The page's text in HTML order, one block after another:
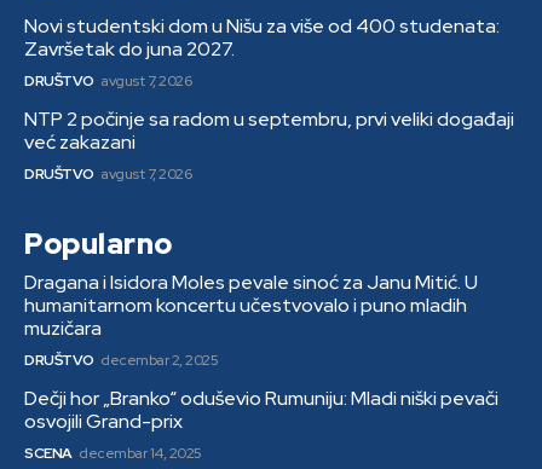
Novi studentski dom u Nišu za više od 400 studenata:
Završetak do juna 2027.
DRUŠTVO avgust 7, 2026
NTP 2 počinje sa radom u septembru, prvi veliki događaji
već zakazani
DRUŠTVO avgust 7, 2026
Popularno
Dragana i Isidora Moles pevale sinoć za Janu Mitić. U
humanitarnom koncertu učestvovalo i puno mladih
muzičara
DRUŠTVO decembar 2, 2025
Dečji hor „Branko“ oduševio Rumuniju: Mladi niški pevači
osvojili Grand-prix
SCENA decembar 14, 2025